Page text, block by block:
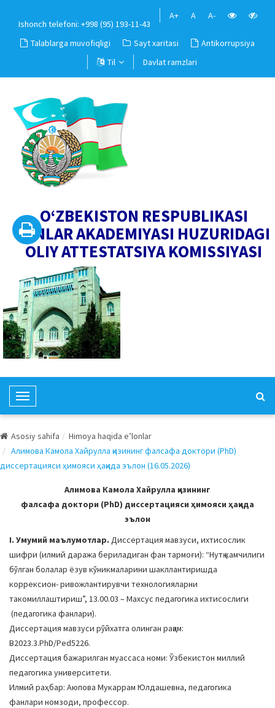
Ishonch telefoni: +998 (95) 193-11-43
A+ A A-
Talablarga muvofiqligi Sayt xaritasi
Antikorrupsiya
Til
Davlat ramzlari
O‘ZBEKISTON RESPUBLIKASI
FANLAR AKADEMIYASI HUZURIDAGI
OLIY ATTESTATSIYA KOMISSIYASI
T
o
g
l
e
a
g
a
t
i
o
n
Asosiy sahifa
Himoya haqida e’lonlar
Алимова Камола Хайрулла қизининг фалсафа доктори (PhD)
диссертацияси ҳимояси ҳақида эълон (16.05.2026)
Алимова Камола Хайрулла қизининг
фалсафа доктори (PhD) диссертацияси ҳимояси ҳақида
эълон
I. Умумий маълумотлар. Диссертация мавзуси, ихтисослик
шифри (илмий даража бериладиган фан тармоғи): “Нутқ камчилиги
бўлган болалар ёзув кўникмаларини шакллантиришда
коррексион- ривожлантирувчи технологияларни
такомиллаштириш”, 13.00.03 – Махсус педагогика ихтисослиги
(педагогика фанлари).
Диссертация мавзуси рўйхатга олинган рақам:
В2023.3.PhD/Ped5226.
Диссертация бажарилган муассаса номи: Ўзбекистон миллий
педагогика университети.
Илмий раҳбар: Аюпова Мукаррам Юлдашевна, педагогика
фанлари номзоди, профессор.